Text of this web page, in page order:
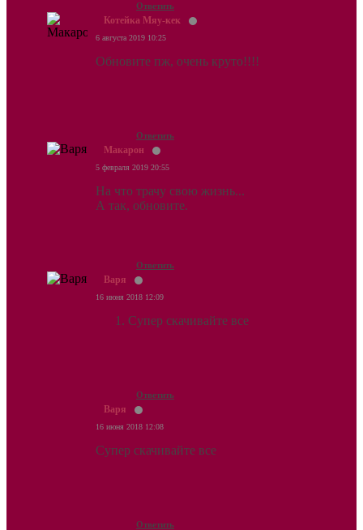
Ответить
Котейка Мяу-кек
6 августа 2019 10:25
Обновите пж, очень круто!!!!
Ответить
Макарон
5 февраля 2019 20:55
На что трачу свою жизнь...
А так, обновите.
Ответить
Варя
16 июня 2018 12:09
Супер скачивайте все
Ответить
Варя
16 июня 2018 12:08
Супер скачивайте все
Ответить